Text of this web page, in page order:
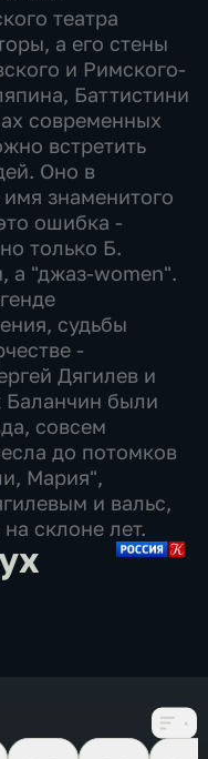
театра
а его стены
и Римского-
Баттистини
современных
встретить
Оно в
знаменитого
ошибка -
только Б.
а "джаз-women".
судьбы
-
Дягилев и
были
совсем
до потомков
Мария",
и вальс,
склоне лет.